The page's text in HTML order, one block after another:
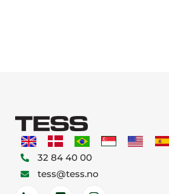
32 84 40 00
tess@tess.no